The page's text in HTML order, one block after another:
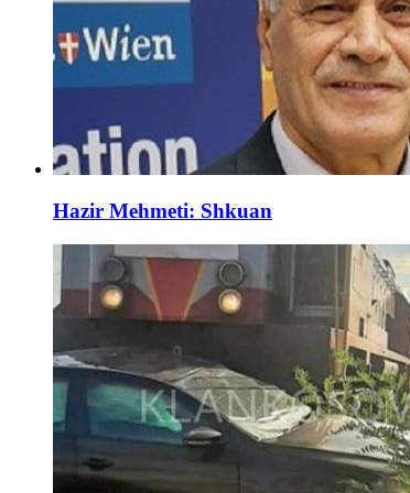
Hazir Mehmeti: Shkuan